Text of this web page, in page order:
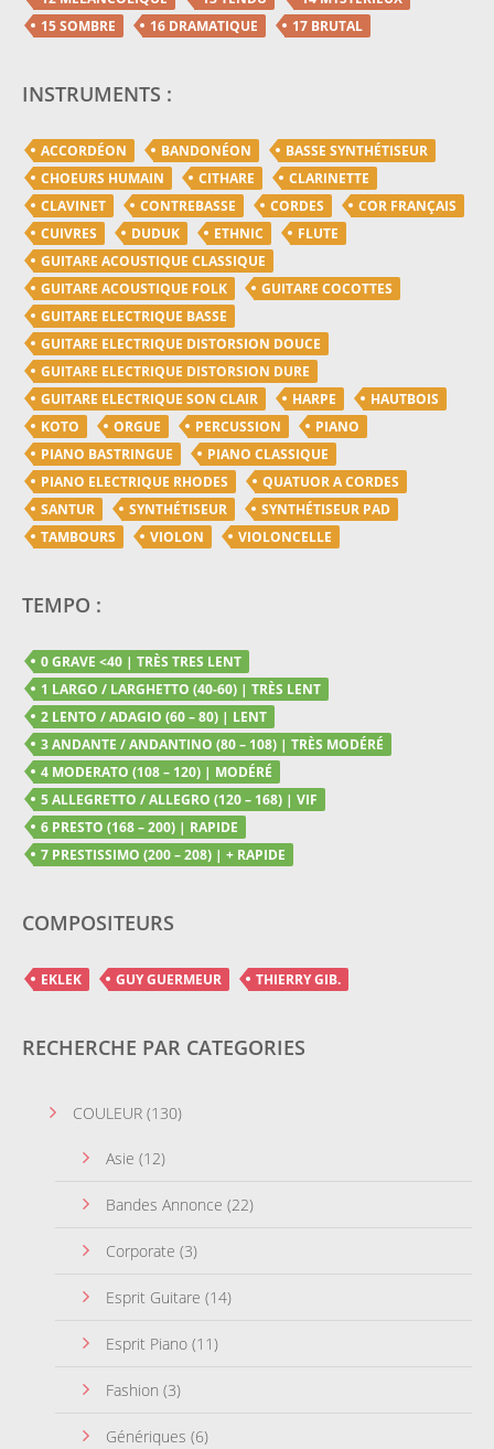
15 SOMBRE
16 DRAMATIQUE 17 BRUTAL
INSTRUMENTS :
ACCORDÉON BANDONÉON
BASSE SYNTHÉTISEUR
CHOEURS HUMAIN
CITHARE
CLARINETTE
CLAVINET
CONTREBASSE CORDES
COR FRANÇAIS
CUIVRES
DUDUK ETHNIC
FLUTE
GUITARE ACOUSTIQUE CLASSIQUE
GUITARE ACOUSTIQUE FOLK
GUITARE COCOTTES
GUITARE ELECTRIQUE BASSE
GUITARE ELECTRIQUE DISTORSION DOUCE
GUITARE ELECTRIQUE DISTORSION DURE
GUITARE ELECTRIQUE SON CLAIR
HARPE
HAUTBOIS
KOTO
ORGUE PERCUSSION
PIANO
PIANO BASTRINGUE
PIANO CLASSIQUE
PIANO ELECTRIQUE RHODES
QUATUOR A CORDES
SANTUR
SYNTHÉTISEUR
SYNTHÉTISEUR PAD
TAMBOURS
VIOLON VIOLONCELLE
TEMPO :
0 GRAVE <40 | TRÈS TRES LENT
1 LARGO / LARGHETTO (40-60) | TRÈS LENT
2 LENTO / ADAGIO (60 – 80) | LENT
3 ANDANTE / ANDANTINO (80 – 108) | TRÈS MODÉRÉ
4 MODERATO (108 – 120) | MODÉRÉ
5 ALLEGRETTO / ALLEGRO (120 – 168) | VIF
6 PRESTO (168 – 200) | RAPIDE
7 PRESTISSIMO (200 – 208) | + RAPIDE
COMPOSITEURS
EKLEK GUY GUERMEUR THIERRY GIB.
RECHERCHE PAR CATEGORIES
COULEUR (130)
Asie (12)
Bandes Annonce (22)
Corporate (3)
Esprit Guitare (14)
Esprit Piano (11)
Fashion (3)
Génériques (6)